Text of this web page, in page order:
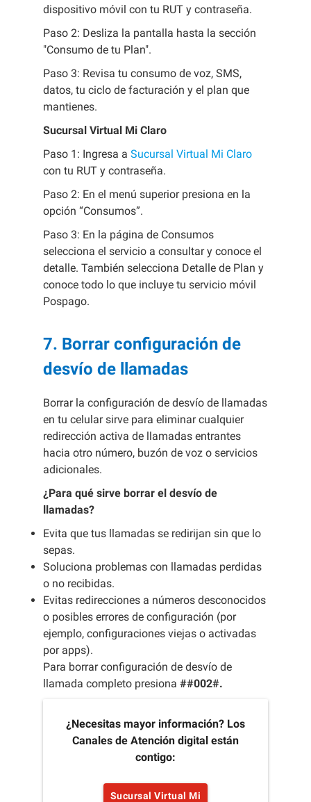
dispositivo móvil con tu RUT y contraseña.
Paso 2: Desliza la pantalla hasta la sección
"Consumo de tu Plan".
Paso 3: Revisa tu consumo de voz, SMS,
datos, tu ciclo de facturación y el plan que
mantienes.
Sucursal Virtual Mi Claro
Paso 1: Ingresa a Sucursal Virtual Mi Claro
con tu RUT y contraseña.
Paso 2: En el menú superior presiona en la
opción “Consumos”.
Paso 3: En la página de Consumos
selecciona el servicio a consultar y conoce el
detalle. También selecciona Detalle de Plan y
conoce todo lo que incluye tu servicio móvil
Pospago.
7. Borrar configuración de
desvío de llamadas
Borrar la configuración de desvío de llamadas
en tu celular sirve para eliminar cualquier
redirección activa de llamadas entrantes
hacia otro número, buzón de voz o servicios
adicionales.
¿Para qué sirve borrar el desvío de
llamadas?
Evita que tus llamadas se redirijan sin que lo
sepas.
Soluciona problemas con llamadas perdidas
o no recibidas.
Evitas redirecciones a números desconocidos
o posibles errores de configuración (por
ejemplo, configuraciones viejas o activadas
por apps).
Para borrar configuración de desvío de
llamada completo presiona ##002#.
¿Necesitas mayor información? Los
Canales de Atención digital están
contigo:
Sucursal Virtual Mi